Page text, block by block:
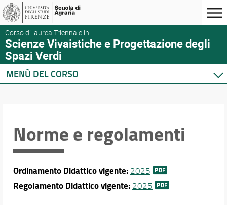
Corso di laurea Triennale in
Scienze Vivaistiche e Progettazione degli
Spazi Verdi
MENÙ DEL CORSO
Sedi e strutture
Norme e regolamenti
Segnalazioni e reclami
Qualità e Valutazione della didattica
Norme e regolamenti
Ordinamento Didattico vigente: 2025
Regolamento Didattico vigente: 2025